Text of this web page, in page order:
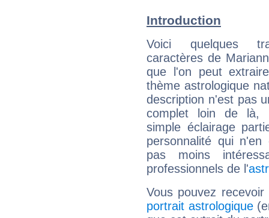
Introduction
Voici quelques
caractères de
que l'on peut
thème astrologique
description n'est pas
complet loin de là,
simple éclairage
personnalité qui n'en
pas moins
professionnels de l'
Vous pouvez
portrait astrologique